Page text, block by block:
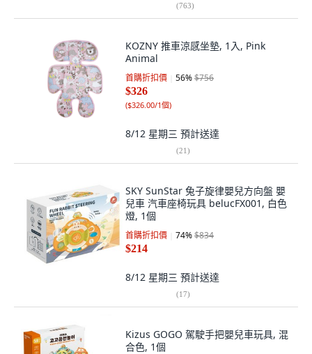
(763)
KOZNY 推車涼感坐墊, 1入, Pink
Animal
首購折扣價 56%$756
$326
($326.00/1個)
8/12 星期三 預計送達
(21)
SKY SunStar 兔子旋律嬰兒方向盤 嬰
兒車 汽車座椅玩具 belucFX001, 白色
燈, 1個
首購折扣價 74%$834
$214
8/12 星期三 預計送達
(17)
Kizus GOGO 駕駛手把嬰兒車玩具, 混
合色, 1個